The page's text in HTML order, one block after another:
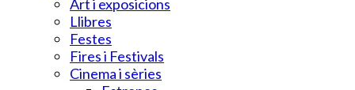
Art i exposicions
Llibres
Festes
Fires i Festivals
Cinema i sèries